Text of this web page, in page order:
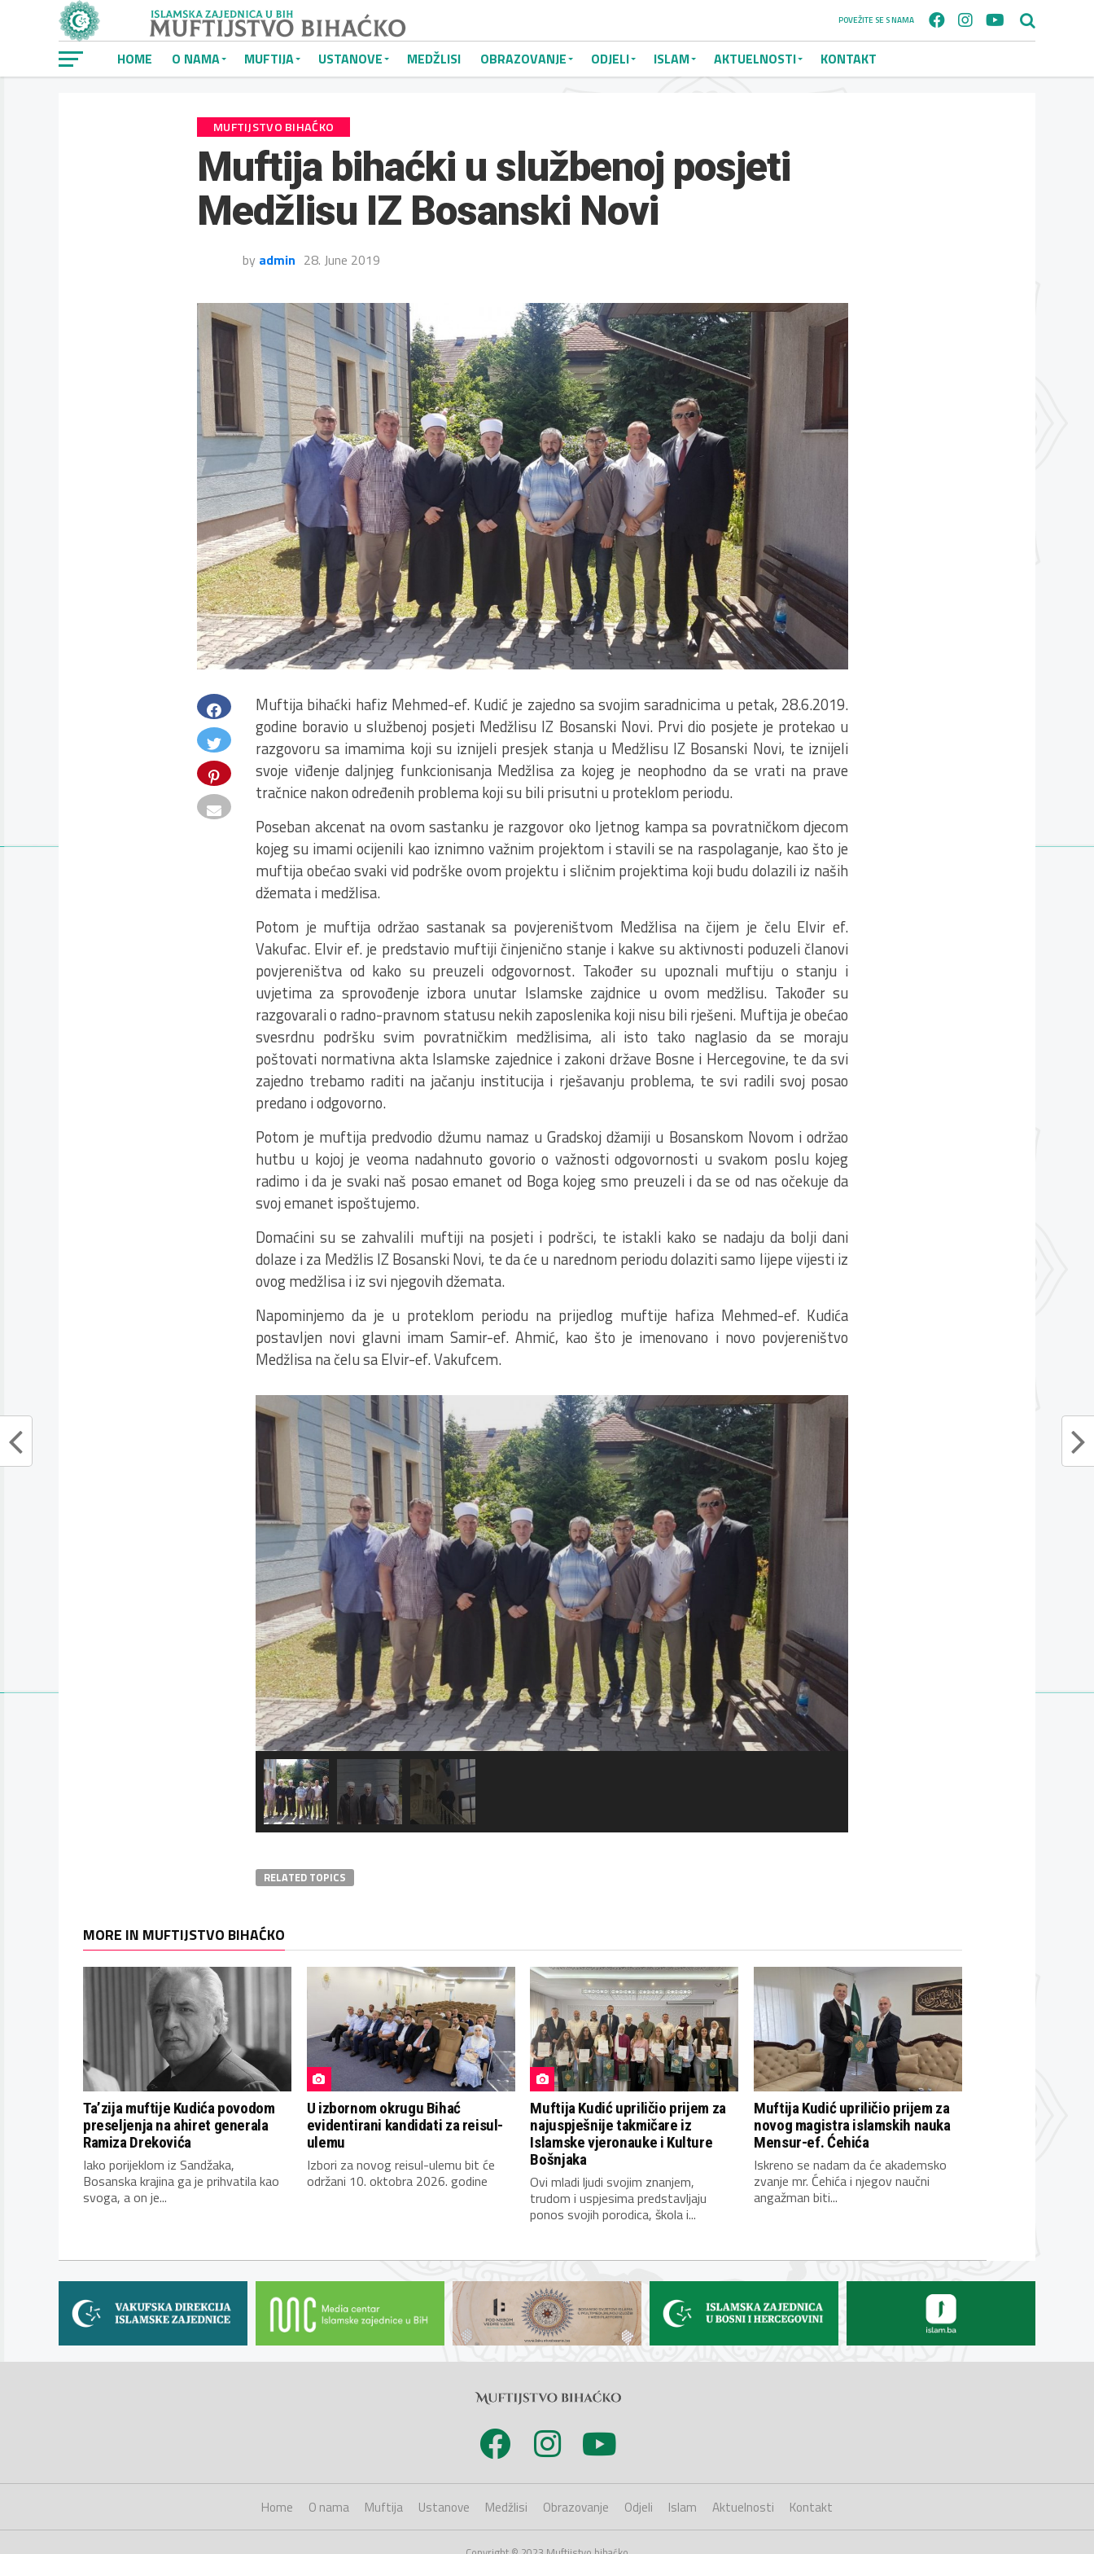
POVEŽITE SE S NAMA
HOME O NAMA MUFTIJA USTANOVE MEDŽLISI OBRAZOVANJE ODJELI ISLAM AKTUELNOSTI KONTAKT
MUFTIJSTVO BIHAĆKO
Muftija bihaćki u službenoj posjeti
Medžlisu IZ Bosanski Novi
by admin 28. June 2019
Muftija bihaćki hafiz Mehmed-ef. Kudić je zajedno sa svojim saradnicima u petak, 28.6.2019.
godine boravio u službenoj posjeti Medžlisu IZ Bosanski Novi. Prvi dio posjete je protekao u
razgovoru sa imamima koji su iznijeli presjek stanja u Medžlisu IZ Bosanski Novi, te iznijeli
svoje viđenje daljnjeg funkcionisanja Medžlisa za kojeg je neophodno da se vrati na prave
tračnice nakon određenih problema koji su bili prisutni u proteklom periodu.
Poseban akcenat na ovom sastanku je razgovor oko ljetnog kampa sa povratničkom djecom
kojeg su imami ocijenili kao iznimno važnim projektom i stavili se na raspolaganje, kao što je
muftija obećao svaki vid podrške ovom projektu i sličnim projektima koji budu dolazili iz naših
džemata i medžlisa.
Potom je muftija održao sastanak sa povjereništvom Medžlisa na čijem je čelu Elvir ef.
Vakufac. Elvir ef. je predstavio muftiji činjenično stanje i kakve su aktivnosti poduzeli članovi
povjereništva od kako su preuzeli odgovornost. Također su upoznali muftiju o stanju i
uvjetima za sprovođenje izbora unutar Islamske zajdnice u ovom medžlisu. Također su
razgovarali o radno-pravnom statusu nekih zaposlenika koji nisu bili rješeni. Muftija je obećao
svesrdnu podršku svim povratničkim medžlisima, ali isto tako naglasio da se moraju
poštovati normativna akta Islamske zajednice i zakoni države Bosne i Hercegovine, te da svi
zajedno trebamo raditi na jačanju institucija i rješavanju problema, te svi radili svoj posao
predano i odgovorno.
Potom je muftija predvodio džumu namaz u Gradskoj džamiji u Bosanskom Novom i održao
hutbu u kojoj je veoma nadahnuto govorio o važnosti odgovornosti u svakom poslu kojeg
radimo i da je svaki naš posao emanet od Boga kojeg smo preuzeli i da se od nas očekuje da
svoj emanet ispoštujemo.
Domaćini su se zahvalili muftiji na posjeti i podršci, te istakli kako se nadaju da bolji dani
dolaze i za Medžlis IZ Bosanski Novi, te da će u narednom periodu dolaziti samo lijepe vijesti iz
ovog medžlisa i iz svi njegovih džemata.
Napominjemo da je u proteklom periodu na prijedlog muftije hafiza Mehmed-ef. Kudića
postavljen novi glavni imam Samir-ef. Ahmić, kao što je imenovano i novo povjereništvo
Medžlisa na čelu sa Elvir-ef. Vakufcem.
RELATED TOPICS
MORE IN MUFTIJSTVO BIHAĆKO
Ta’zija muftije Kudića povodom
preseljenja na ahiret generala
Ramiza Drekovića
Iako porijeklom iz Sandžaka,
Bosanska krajina ga je prihvatila kao
svoga, a on je...
U izbornom okrugu Bihać
evidentirani kandidati za reisul-
ulemu
Izbori za novog reisul-ulemu bit će
održani 10. oktobra 2026. godine
Muftija Kudić upriličio prijem za
najuspješnije takmičare iz
Islamske vjeronauke i Kulture
Bošnjaka
Ovi mladi ljudi svojim znanjem,
trudom i uspjesima predstavljaju
ponos svojih porodica, škola i...
Muftija Kudić upriličio prijem za
novog magistra islamskih nauka
Mensur-ef. Ćehića
Iskreno se nadam da će akademsko
zvanje mr. Ćehića i njegov naučni
angažman biti...
Home O nama Muftija Ustanove Medžlisi Obrazovanje Odjeli Islam Aktuelnosti Kontakt